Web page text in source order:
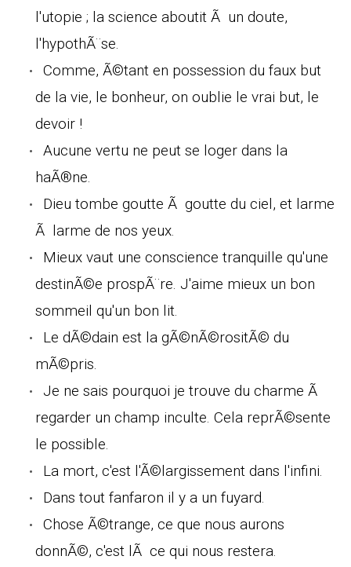
l'utopie ; la science aboutit Ã un doute,
l'hypothÃ¨se.
Comme, Ã©tant en possession du faux but
de la vie, le bonheur, on oublie le vrai but, le
devoir !
Aucune vertu ne peut se loger dans la
haÃ®ne.
Dieu tombe goutte Ã goutte du ciel, et larme
Ã larme de nos yeux.
Mieux vaut une conscience tranquille qu'une
destinÃ©e prospÃ¨re. J'aime mieux un bon
sommeil qu'un bon lit.
Le dÃ©dain est la gÃ©nÃ©rositÃ© du
mÃ©pris.
Je ne sais pourquoi je trouve du charme Ã
regarder un champ inculte. Cela reprÃ©sente
le possible.
La mort, c'est l'Ã©largissement dans l'infini.
Dans tout fanfaron il y a un fuyard.
Chose Ã©trange, ce que nous aurons
donnÃ©, c'est lÃ ce qui nous restera.